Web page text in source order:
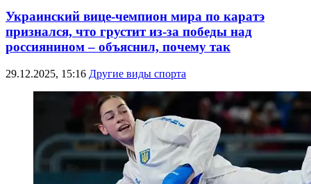
Украинский вице-чемпион мира по каратэ
признался, что грустит из-за победы над
россиянином – объяснил, почему так
29.12.2025, 15:16 Другие виды спорта